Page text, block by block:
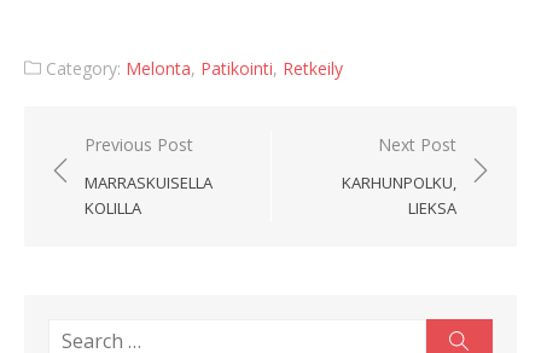
Category: Melonta, Patikointi, Retkeily
Artikkelien
selaus
Previous Post
MARRASKUISELLA
KOLILLA
Next Post
KARHUNPOLKU,
LIEKSA
Search